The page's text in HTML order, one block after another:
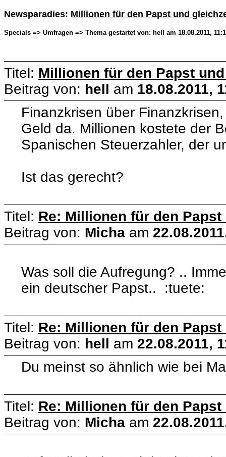
Newsparadies: Millionen für den Papst und
Specials => Umfragen => Thema gestartet von: hell am 18.08.2011,
Titel: Millionen für den Papst
Beitrag von: hell am 18.08.2011,
Finanzkrisen über
Geld da. Millionen kostete der
Spanischen Steuerzahler, der
Ist das gerecht?
Titel: Re: Millionen für den
Beitrag von: Micha am
Was soll die Aufregung? ..
ein deutscher Papst.. :tuete:
Titel: Re: Millionen für den
Beitrag von: hell am 22.08.2011,
Du meinst so ähnlich wie bei
Titel: Re: Millionen für den
Beitrag von: Micha am